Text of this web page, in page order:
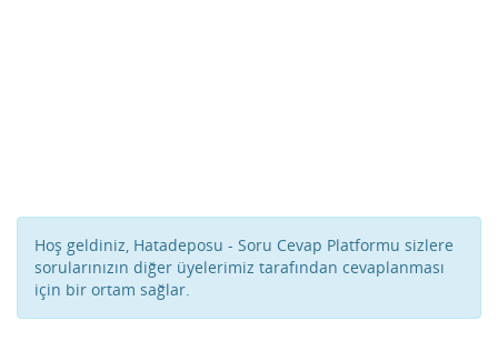
Hoş geldiniz, Hatadeposu - Soru Cevap Platformu sizlere
sorularınızın diğer üyelerimiz tarafından cevaplanması
için bir ortam sağlar.